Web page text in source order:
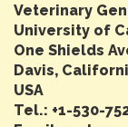
Veterinary
University of
One Shields
Davis,
USA
Tel.: +1-530-